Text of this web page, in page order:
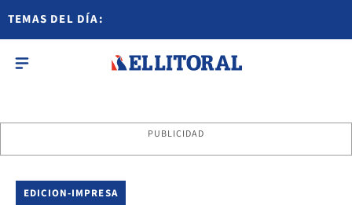
TEMAS DEL DÍA:
PUBLICIDAD
EDICION-IMPRESA